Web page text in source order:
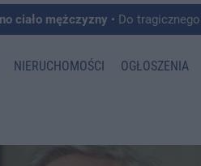
ciało mężczyzny • Do tragicznego zdarzenia doszło
NIERUCHOMOŚCI OGŁOSZENIA